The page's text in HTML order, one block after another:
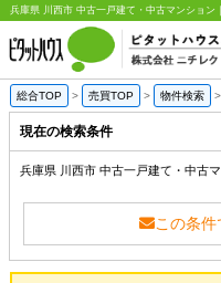
兵庫県 川西市 中古一戸建て・中古マンショ
総合TOP > 売買TOP > 物件検索 >
現在の検索条件
兵庫県 川西市 中古一戸建て・中古
この条件